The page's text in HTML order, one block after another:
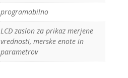
programabilno
LCD zaslon za prikaz merjene
vrednosti, merske enote in
parametrov